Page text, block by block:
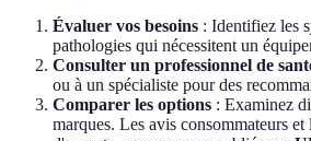
Évaluer vos besoins : Identifiez les
pathologies qui nécessitent un
Consulter un professionnel de
ou à un spécialiste pour des
Comparer les options : Examinez
marques. Les avis consommateurs